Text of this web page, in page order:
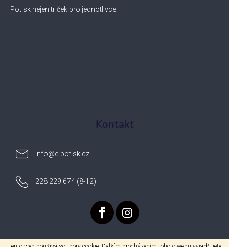
Potisk nejen triček pro jednotlivce
Kontakt
info@e-potisk.cz
228 229 674 (8-12)